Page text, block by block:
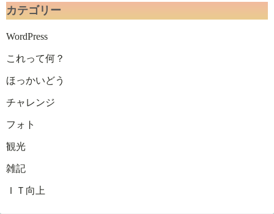
カテゴリー
WordPress
これって何？
ほっかいどう
チャレンジ
フォト
観光
雑記
ＩＴ向上